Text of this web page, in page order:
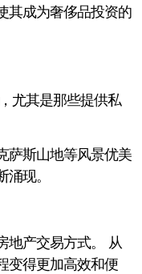
其成为奢侈品投资的
尤其是那些提供私
萨斯山地等风景优美
现。
地产交易方式。 从
变得更加高效和便